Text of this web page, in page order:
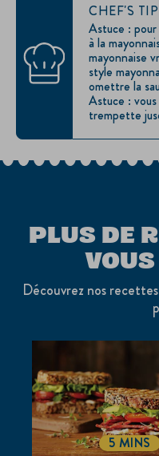
CHEF'S TIP
Astuce :
à la
mayonnaise
style
omettre la
Astuce :
trempette
PLUS DE
Découvrez nos
5 MINS